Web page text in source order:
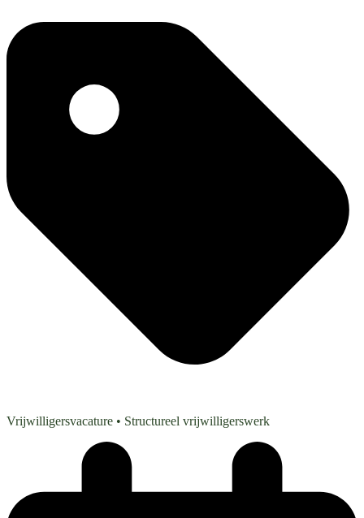
Vrijwilligersvacature • Structureel vrijwilligerswerk